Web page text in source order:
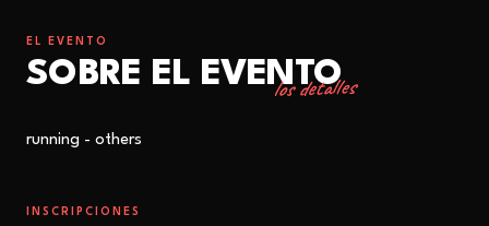
EL EVENTO
SOBRE EL EVENTO
los detalles
running - others
INSCRIPCIONES